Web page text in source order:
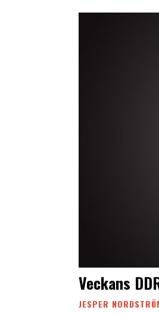
Veckans
JESPER